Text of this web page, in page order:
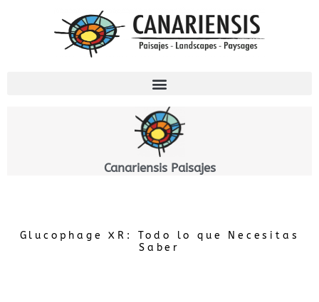
Canariensis Paisajes
Glucophage XR: Todo lo que Necesitas
Saber